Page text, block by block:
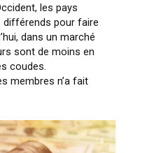
les pays
différends pour faire
dans un marché
sont de moins en
coudes.
membres n’a fait